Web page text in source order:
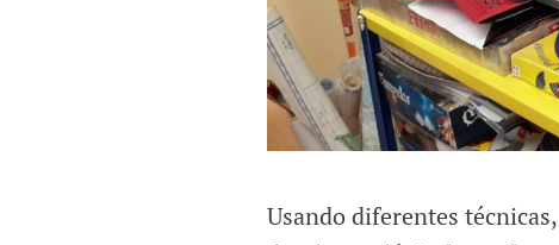
Usando diferentes